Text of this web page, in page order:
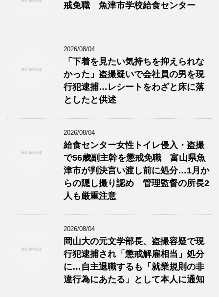
戒免職 魚津市学校給食センター
2026/08/04
「下着を見たい気持ちを抑えられな
かった」盗撮疑いで会社員の男を現
行犯逮捕…レシートをわざと床に落
としたと供述
2026/08/04
給食センター女性トイレ侵入・盗撮
で56歳副主幹を懲戒免職 富山県魚
津市が判決言い渡し前に処分…1月か
らの隠し撮り認め 管理監督の所長2
人も厳重注意
2026/08/04
岡山大の元文学部長、盗撮容疑で現
行犯逮捕され「懲戒解雇相当」処分
に…自主退職するも「就業規則の非
違行為にあたる」として本人に通知